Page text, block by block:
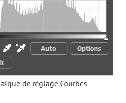
de réglage Courbes